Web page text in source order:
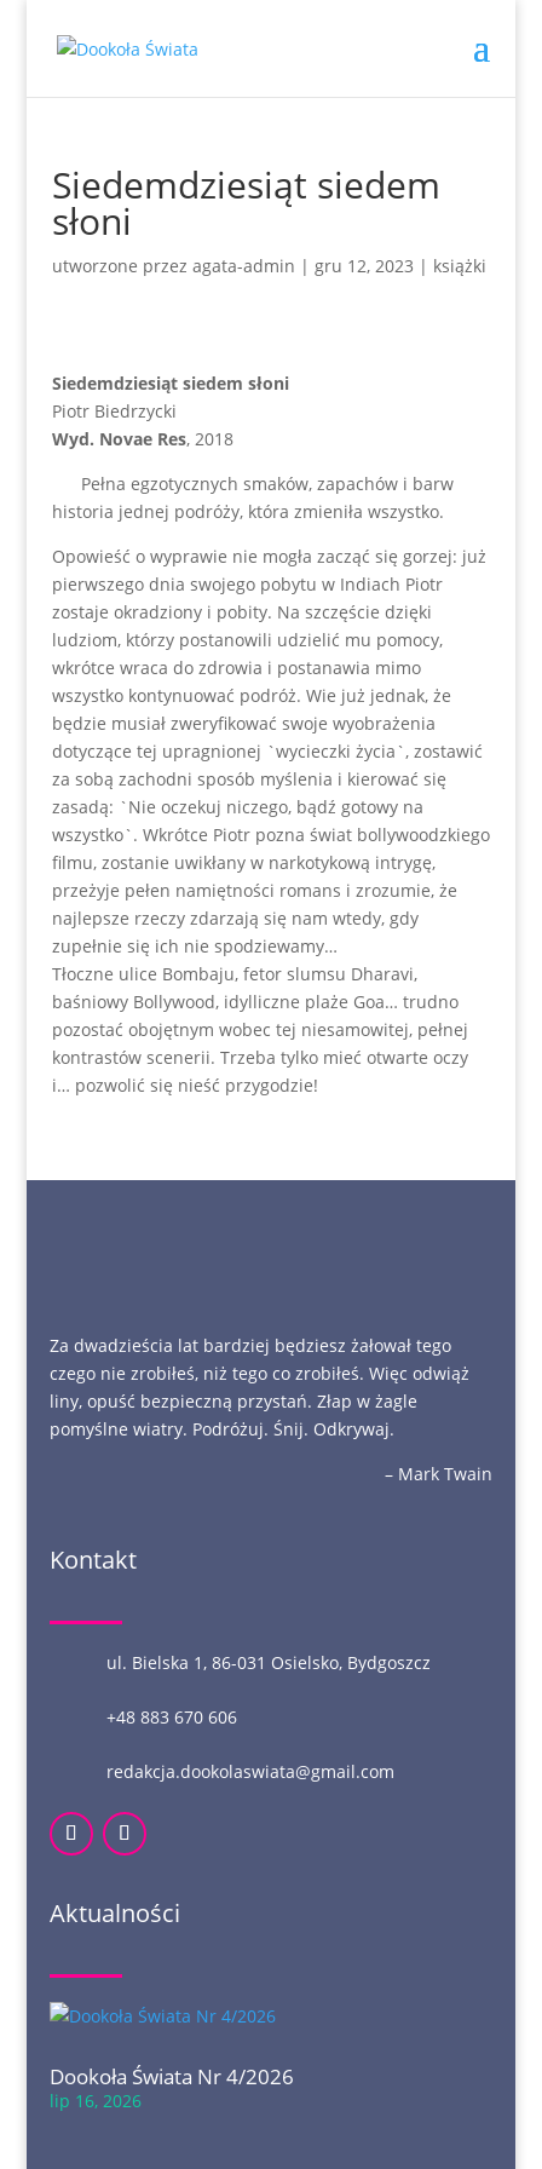
Siedemdziesiąt siedem
słoni
utworzone przez agata-admin | gru 12, 2023 | książki
Siedemdziesiąt siedem słoni
Piotr Biedrzycki
Wyd. Novae Res, 2018
Pełna egzotycznych smaków, zapachów i barw
historia jednej podróży, która zmieniła wszystko.
Opowieść o wyprawie nie mogła zacząć się gorzej: już
pierwszego dnia swojego pobytu w Indiach Piotr
zostaje okradziony i pobity. Na szczęście dzięki
ludziom, którzy postanowili udzielić mu pomocy,
wkrótce wraca do zdrowia i postanawia mimo
wszystko kontynuować podróż. Wie już jednak, że
będzie musiał zweryfikować swoje wyobrażenia
dotyczące tej upragnionej `wycieczki życia`, zostawić
za sobą zachodni sposób myślenia i kierować się
zasadą: `Nie oczekuj niczego, bądź gotowy na
wszystko`. Wkrótce Piotr pozna świat bollywoodzkiego
filmu, zostanie uwikłany w narkotykową intrygę,
przeżyje pełen namiętności romans i zrozumie, że
najlepsze rzeczy zdarzają się nam wtedy, gdy
zupełnie się ich nie spodziewamy…
Tłoczne ulice Bombaju, fetor slumsu Dharavi,
baśniowy Bollywood, idylliczne plaże Goa… trudno
pozostać obojętnym wobec tej niesamowitej, pełnej
kontrastów scenerii. Trzeba tylko mieć otwarte oczy
i… pozwolić się nieść przygodzie!
Za dwadzieścia lat bardziej będziesz żałował tego
czego nie zrobiłeś, niż tego co zrobiłeś. Więc odwiąż
liny, opuść bezpieczną przystań. Złap w żagle
pomyślne wiatry. Podróżuj. Śnij. Odkrywaj.
– Mark Twain
Kontakt
ul. Bielska 1, 86-031 Osielsko, Bydgoszcz
+48 883 670 606
redakcja.dookolaswiata@gmail.com
Aktualności
Dookoła Świata Nr 4/2026
lip 16, 2026